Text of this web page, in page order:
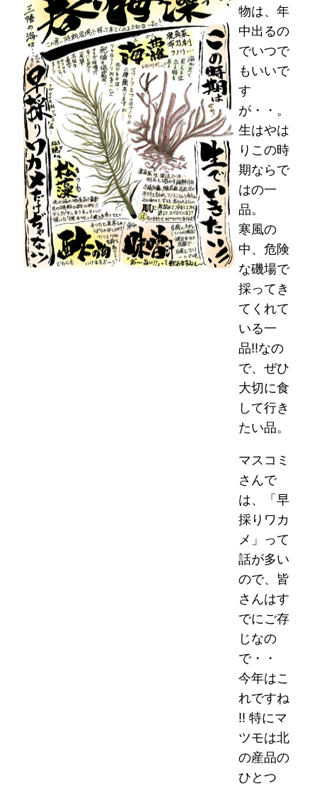
物は、年
中出るの
でいつで
もいいで
す
が・・。
生はやは
りこの時
期ならで
はの一
品。
寒風の
中、危険
な磯場で
採ってき
てくれて
いる一
品!!なの
で、ぜひ
大切に食
して行き
たい品。
マスコミ
さんで
は、「早
採りワカ
メ」って
話が多い
ので、皆
さんはす
でにご存
じなの
で・・
今年はこ
れですね
!! 特にマ
ツモは北
の産品の
ひとつ